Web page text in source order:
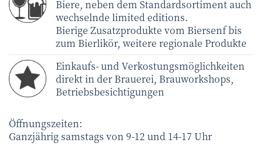
Biere, neben dem Standardsortiment auch
wechselnde limited editions.
Bierige Zusatzprodukte vom Biersenf bis
zum Bierlikör, weitere regionale Produkte
Einkaufs- und Verkostungsmöglichkeiten
direkt in der Brauerei, Brauworkshops,
Betriebsbesichtigungen
Öffnungszeiten:
Ganzjährig samstags von 9-12 und 14-17 Uhr